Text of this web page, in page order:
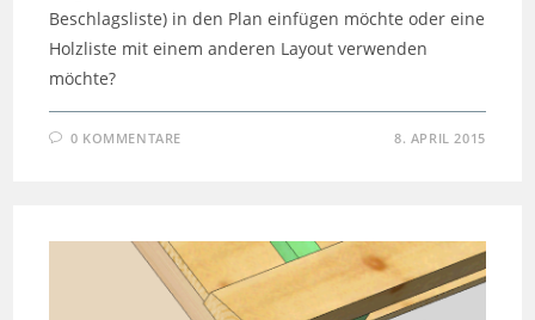
Beschlagsliste) in den Plan einfügen möchte oder eine
Holzliste mit einem anderen Layout verwenden
möchte?
0 KOMMENTARE 8. APRIL 2015